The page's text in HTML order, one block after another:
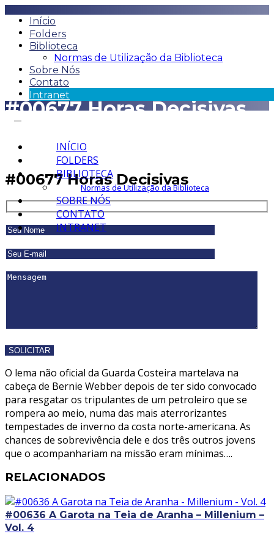
Início
Folders
Biblioteca
Normas de Utilização da Biblioteca
Sobre Nós
Contato
Intranet
INÍCIO
FOLDERS
BIBLIOTECA
Normas de Utilização da Biblioteca
SOBRE NÓS
CONTATO
INTRANET
#00677 Horas Decisivas
#00677 Horas Decisivas
O lema não oficial da Guarda Costeira martelava na
cabeça de Bernie Webber depois de ter sido convocado
para resgatar os tripulantes de um petroleiro que se
rompera ao meio, numa das mais aterrorizantes
tempestades de inverno da costa norte-americana. As
chances de sobrevivência dele e dos três outros jovens
que o acompanhariam na missão eram mínimas….
RELACIONADOS
#00636 A Garota na Teia de Aranha – Millenium –
Vol. 4